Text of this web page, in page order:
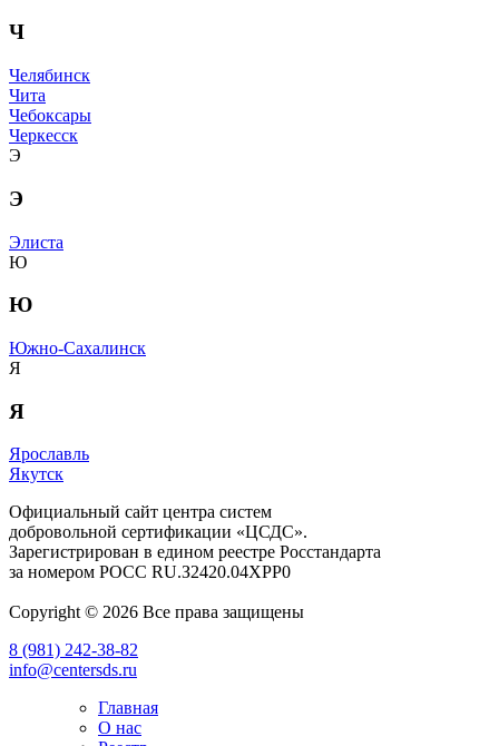
Ч
Челябинск
Чита
Чебоксары
Черкесск
Э
Э
Элиста
Ю
Ю
Южно-Сахалинск
Я
Я
Ярославль
Якутск
Официальный сайт центра систем
добровольной сертификации «ЦСДС».
Зарегистрирован в едином реестре Росстандарта
за номером РОСС RU.З2420.04ХРР0
Copyright © 2026 Все права защищены
8 (981) 242-38-82
info@centersds.ru
Главная
О нас